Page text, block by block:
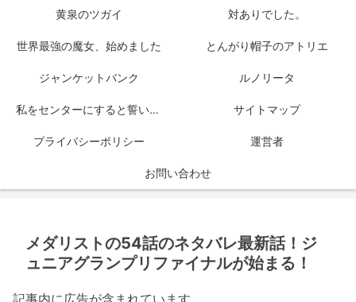
黄泉のツガイ 対ありでした。
世界最強の魔女、始めました とんがり帽子のアトリエ
ジャンケットバンク ルノリータ
私をセンターにすると誓いますか？ サイトマップ
プライバシーポリシー 運営者
お問い合わせ
メダリストの54話のネタバレ最新話！ジ
ュニアグランプリファイナルが始まる！